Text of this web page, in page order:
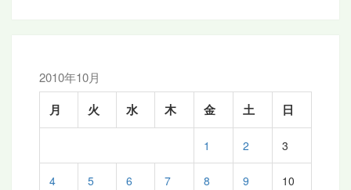
2010年10月
月 火 水 木 金 土 日
1 2 3
4 5 6 7 8 9 10